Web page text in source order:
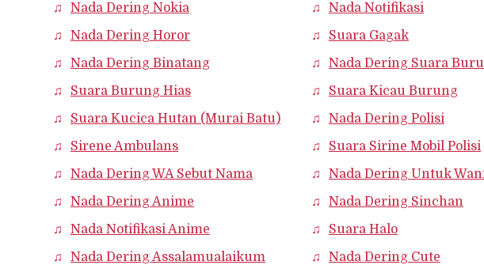
Nada Dering Nokia
Nada Notifikasi
Nada Dering Horor
Suara Gagak
Nada Dering Binatang
Nada Dering Suara
Suara Burung Hias
Suara Kicau Burung
Suara Kucica Hutan (Murai Batu)
Nada Dering Polisi
Sirene Ambulans
Suara Sirine Mobil Polisi
Nada Dering WA Sebut Nama
Nada Dering Untuk
Nada Dering Anime
Nada Dering Sinchan
Nada Notifikasi Anime
Suara Halo
Nada Dering Assalamualaikum
Nada Dering Cute